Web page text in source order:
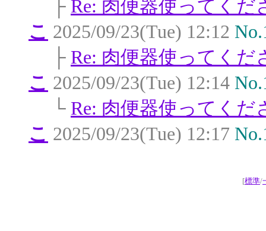
├ Re: 肉便器使ってくだ
こ 2025/09/23(Tue) 12:12
├ Re: 肉便器使ってくだ
こ 2025/09/23(Tue) 12:14
└ Re: 肉便器使ってくだ
こ 2025/09/23(Tue) 12:17
[標準/